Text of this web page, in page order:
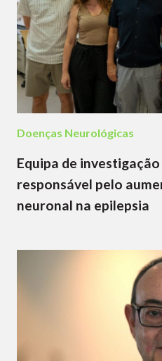
Doenças Neurológicas
Equipa de
responsável pelo
neuronal na epilepsia